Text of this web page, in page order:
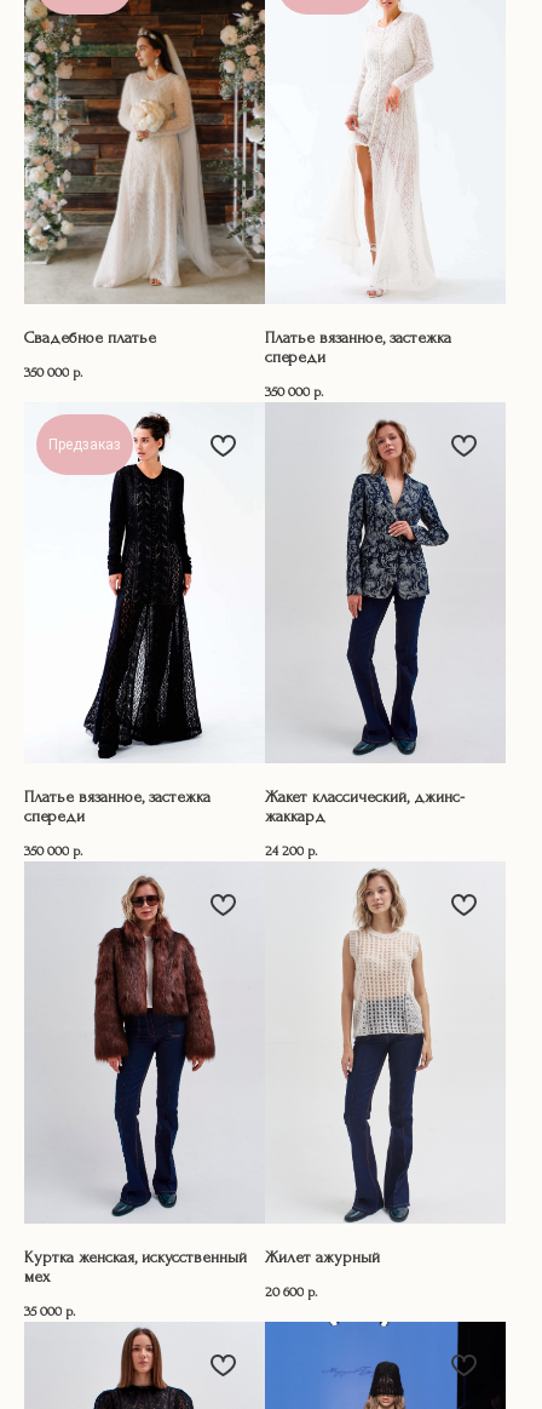
Свадебное платье
350 000 р.
Платье вязанное, застежка
спереди
350 000 р.
Предзаказ
Платье вязанное, застежка
спереди
350 000 р.
Жакет классический, джинс-
жаккард
24 200 р.
Куртка женская, искусственный
мех
35 000 р.
Жилет ажурный
20 600 р.